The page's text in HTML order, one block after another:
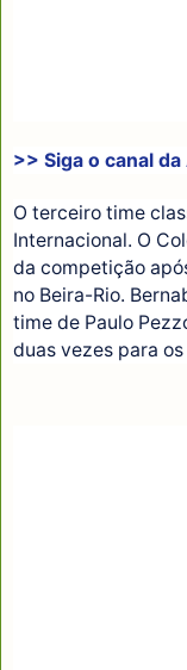
>> Siga o canal da
O terceiro time
Internacional. O
da competição
no Beira-Rio.
time de Paulo
duas vezes para